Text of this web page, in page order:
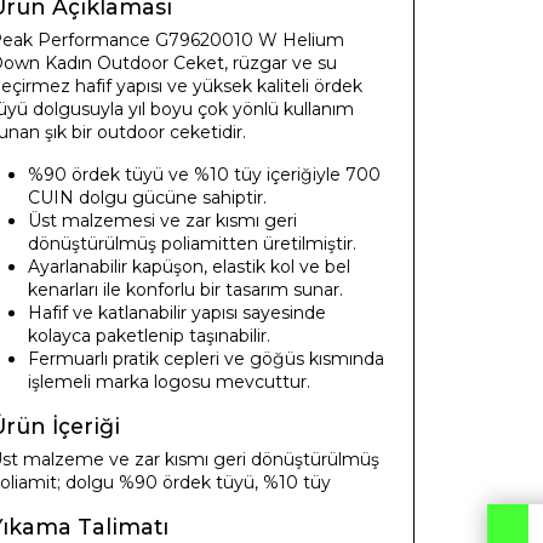
Açıklaması
Performance G79620010 W Helium
Kadın Outdoor Ceket, rüzgar ve su
hafif yapısı ve yüksek kaliteli ördek
dolgusuyla yıl boyu çok yönlü kullanım
şık bir outdoor ceketidir.
%90 ördek tüyü ve %10 tüy içeriğiyle 700
CUIN dolgu gücüne sahiptir.
Üst malzemesi ve zar kısmı geri
dönüştürülmüş poliamitten üretilmiştir.
Ayarlanabilir kapüşon, elastik kol ve bel
kenarları ile konforlu bir tasarım sunar.
Hafif ve katlanabilir yapısı sayesinde
kolayca paketlenip taşınabilir.
Fermuarlı pratik cepleri ve göğüs kısmında
işlemeli marka logosu mevcuttur.
İçeriği
malzeme ve zar kısmı geri dönüştürülmüş
dolgu %90 ördek tüyü, %10 tüy
Talimatı